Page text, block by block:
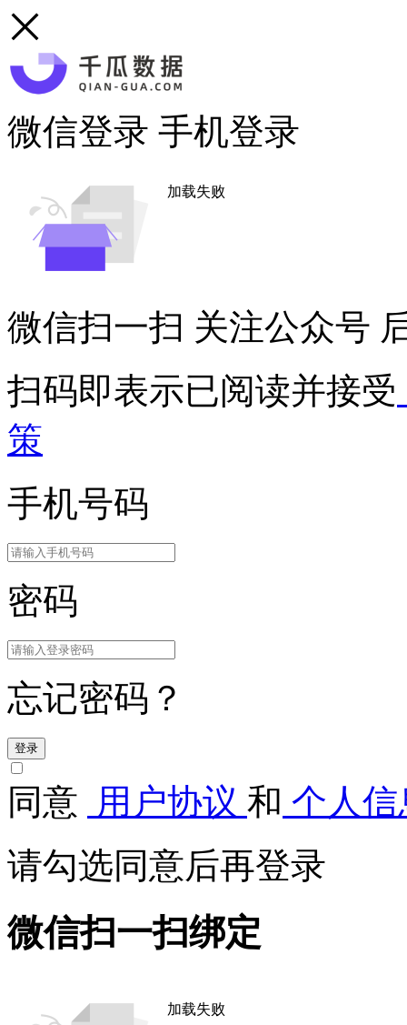
微信登录 手机登录
加载失败
微信扫一扫 关注公众号
扫码即表示已阅读并接受
策
手机号码
密码
忘记密码？
登录
同意 用户协议 和 个人
请勾选同意后再登录
微信扫一扫绑定
加载失败